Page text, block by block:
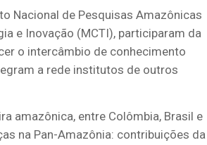
Nacional de Pesquisas Amazônicas
e Inovação (MCTI), participaram da
o intercâmbio de conhecimento
a rede institutos de outros
amazônica, entre Colômbia, Brasil e
s na Pan-Amazônia: contribuições da